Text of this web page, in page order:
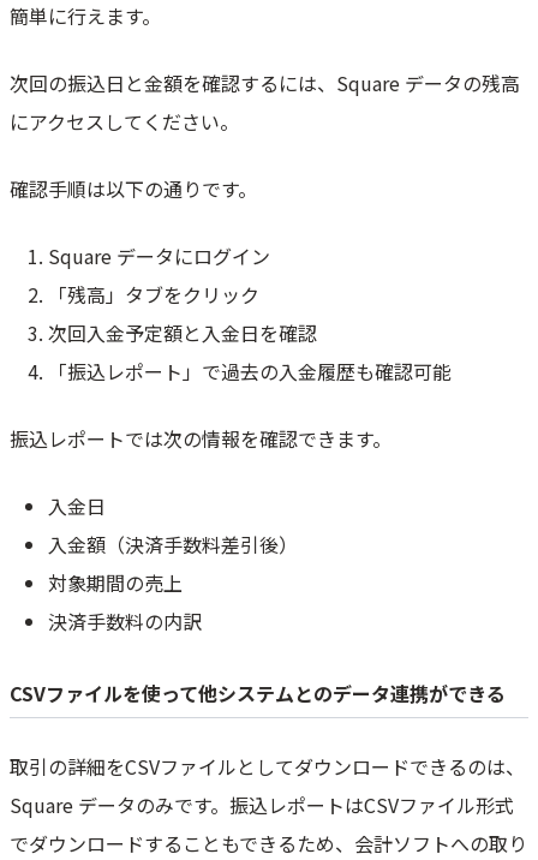
簡単に行えます。
次回の振込日と金額を確認するには、Square データの残高
にアクセスしてください。
確認手順は以下の通りです。
Square データにログイン
「残高」タブをクリック
次回入金予定額と入金日を確認
「振込レポート」で過去の入金履歴も確認可能
振込レポートでは次の情報を確認できます。
入金日
入金額（決済手数料差引後）
対象期間の売上
決済手数料の内訳
CSVファイルを使って他システムとのデータ連携ができる
取引の詳細をCSVファイルとしてダウンロードできるのは、
Square データのみです。振込レポートはCSVファイル形式
でダウンロードすることもできるため、会計ソフトへの取り